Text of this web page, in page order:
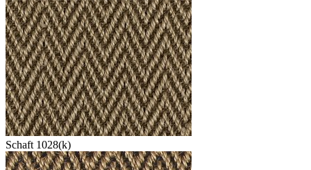
Schaft 1028(k)